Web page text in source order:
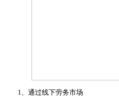
1、 通过线下劳务市场